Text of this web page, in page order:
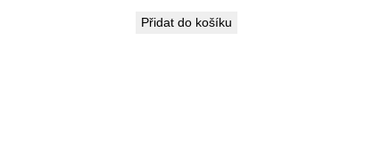
Přidat do košíku